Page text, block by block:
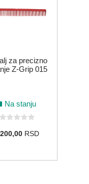
za precizno
Z-Grip 015
Na stanju
RSD